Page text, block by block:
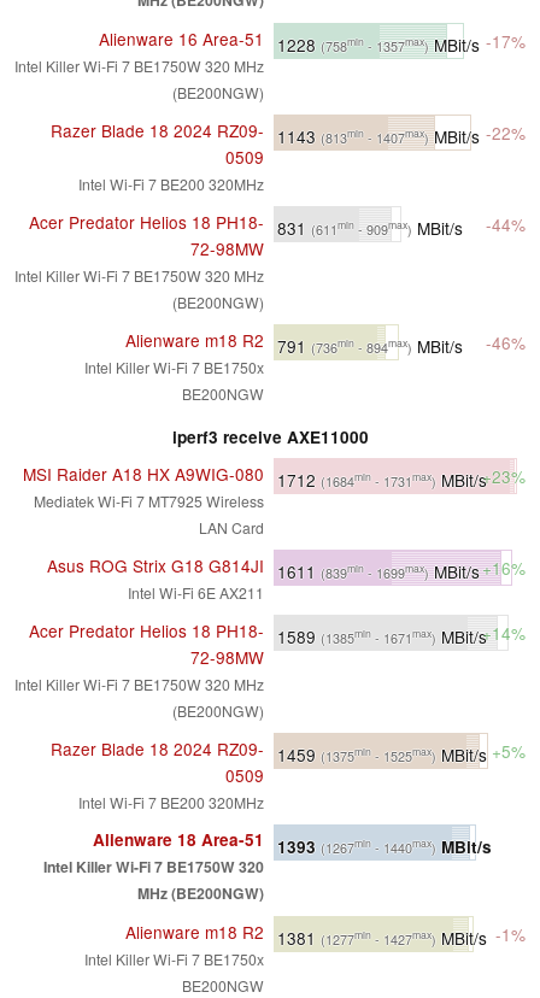
Alienware 16 Area-51
Intel Killer Wi-Fi 7 BE1750W 320 MHz
(BE200NGW)
1228 (758min - 1357max)MBit/s -17%
Razer Blade 18 2024 RZ09-
0509
Intel Wi-Fi 7 BE200 320MHz
1143 (813min - 1407max)MBit/s -22%
Acer Predator Helios 18 PH18-
72-98MW
Intel Killer Wi-Fi 7 BE1750W 320 MHz
(BE200NGW)
831 (611min - 909max) MBit/s -44%
Alienware m18 R2
Intel Killer Wi-Fi 7 BE1750x
BE200NGW
791 (736min - 894max) MBit/s -46%
iperf3 receive AXE11000
MSI Raider A18 HX A9WIG-080
Mediatek Wi-Fi 7 MT7925 Wireless
LAN Card
1712 (1684min - 1731max) MBit/s+23%
Asus ROG Strix G18 G814JI
Intel Wi-Fi 6E AX211
1611 (839min - 1699max)MBit/s+16%
Acer Predator Helios 18 PH18-
72-98MW
Intel Killer Wi-Fi 7 BE1750W 320 MHz
(BE200NGW)
1589 (1385min - 1671max) MBit/s+14%
Razer Blade 18 2024 RZ09-
0509
Intel Wi-Fi 7 BE200 320MHz
1459 (1375min - 1525max) MBit/s +5%
Alienware 18 Area-51
Intel Killer Wi-Fi 7 BE1750W 320
MHz (BE200NGW)
1393 (1267min - 1440max) MBit/s
Alienware m18 R2
Intel Killer Wi-Fi 7 BE1750x
BE200NGW
1381 (1277min - 1427max) MBit/s -1%